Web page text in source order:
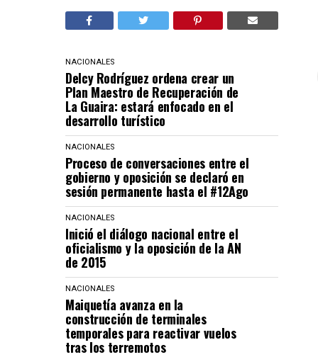
NACIONALES
Delcy Rodríguez ordena crear un
Plan Maestro de Recuperación de
La Guaira: estará enfocado en el
desarrollo turístico
NACIONALES
Proceso de conversaciones entre el
gobierno y oposición se declaró en
sesión permanente hasta el #12Ago
NACIONALES
Inició el diálogo nacional entre el
oficialismo y la oposición de la AN
de 2015
NACIONALES
Maiquetía avanza en la
construcción de terminales
temporales para reactivar vuelos
tras los terremotos